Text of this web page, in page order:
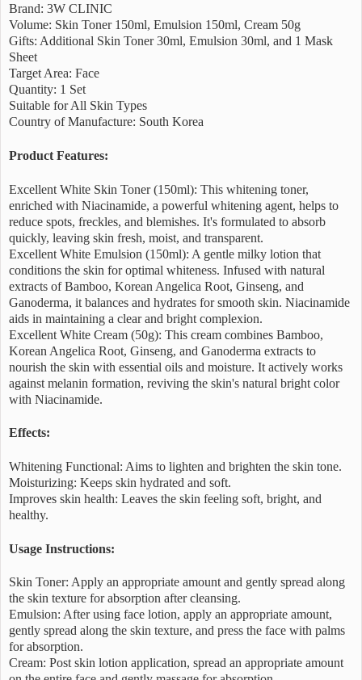
Brand: 3W CLINIC
Volume: Skin Toner 150ml, Emulsion 150ml, Cream 50g
Gifts: Additional Skin Toner 30ml, Emulsion 30ml, and 1 Mask
Sheet
Target Area: Face
Quantity: 1 Set
Suitable for All Skin Types
Country of Manufacture: South Korea
Product Features:
Excellent White Skin Toner (150ml): This whitening toner,
enriched with Niacinamide, a powerful whitening agent, helps to
reduce spots, freckles, and blemishes. It's formulated to absorb
quickly, leaving skin fresh, moist, and transparent.
Excellent White Emulsion (150ml): A gentle milky lotion that
conditions the skin for optimal whiteness. Infused with natural
extracts of Bamboo, Korean Angelica Root, Ginseng, and
Ganoderma, it balances and hydrates for smooth skin. Niacinamide
aids in maintaining a clear and bright complexion.
Excellent White Cream (50g): This cream combines Bamboo,
Korean Angelica Root, Ginseng, and Ganoderma extracts to
nourish the skin with essential oils and moisture. It actively works
against melanin formation, reviving the skin's natural bright color
with Niacinamide.
Effects:
Whitening Functional: Aims to lighten and brighten the skin tone.
Moisturizing: Keeps skin hydrated and soft.
Improves skin health: Leaves the skin feeling soft, bright, and
healthy.
Usage Instructions:
Skin Toner: Apply an appropriate amount and gently spread along
the skin texture for absorption after cleansing.
Emulsion: After using face lotion, apply an appropriate amount,
gently spread along the skin texture, and press the face with palms
for absorption.
Cream: Post skin lotion application, spread an appropriate amount